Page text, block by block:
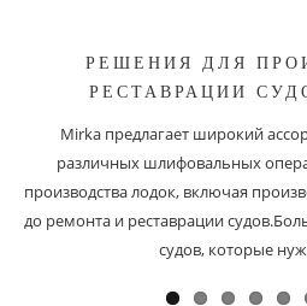
РЕШЕНИЯ ДЛЯ
РЕСТАВРАЦИИ
Mirka предлагает широкий
различных шлифовальных
производства лодок, включая
до ремонта и реставрации
судов, которые